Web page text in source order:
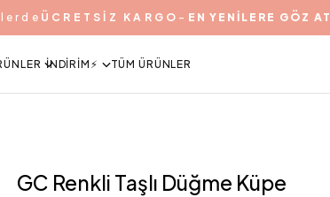
ÜCRETSİZ KARGO - EN YENİLERE GÖZ AT
İNDIRIM⚡️ TÜM ÜRÜNLER
GC Renkli Taşlı Düğme Küpe